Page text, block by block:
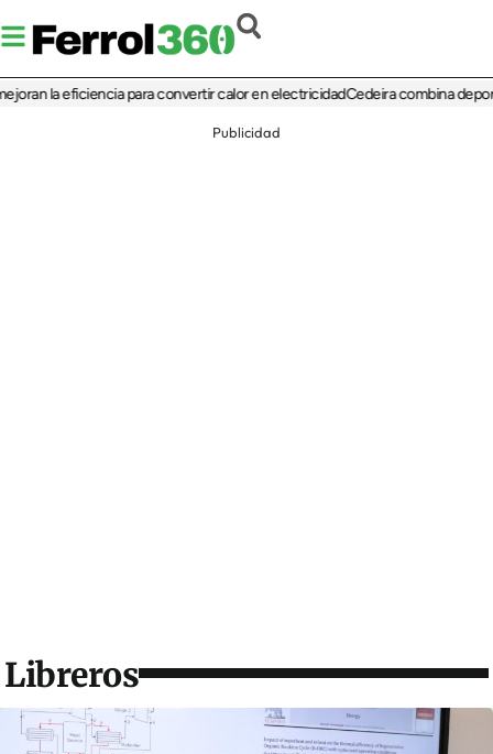
eficiencia para convertir calor en electricidadCedeira combina deporte,
Publicidad
Libreros